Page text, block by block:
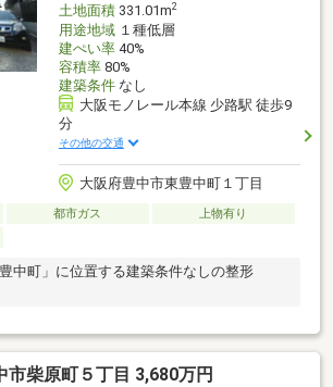
土地面積331.01m2
用途地域１種低層
建ぺい率40%
容積率80%
建築条件なし
大阪モノレール本線 少路駅 徒歩9
分
その他の交通
大阪府豊中市東豊中町１丁目
都市ガス
上物有り
中町」に位置する建築条件なしの整形
市柴原町５丁目 3,680万円